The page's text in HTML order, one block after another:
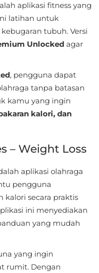
aplikasi fitness yang
latihan untuk
tubuh. Versi
Unlocked agar
, pengguna dapat
tanpa batasan
kamu yang ingin
kalori, dan
– Weight Loss
aplikasi olahraga
pengguna
kalori secara praktis
ini menyediakan
yang mudah
yang ingin
rumit. Dengan